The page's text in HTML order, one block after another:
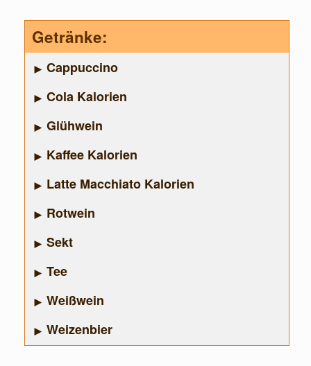
Getränke:
Cappuccino
Cola Kalorien
Glühwein
Kaffee Kalorien
Latte Macchiato Kalorien
Rotwein
Sekt
Tee
Weißwein
Weizenbier